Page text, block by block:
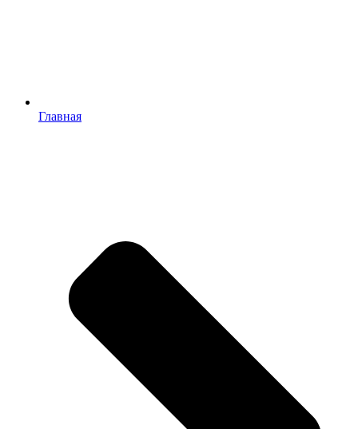
Главная